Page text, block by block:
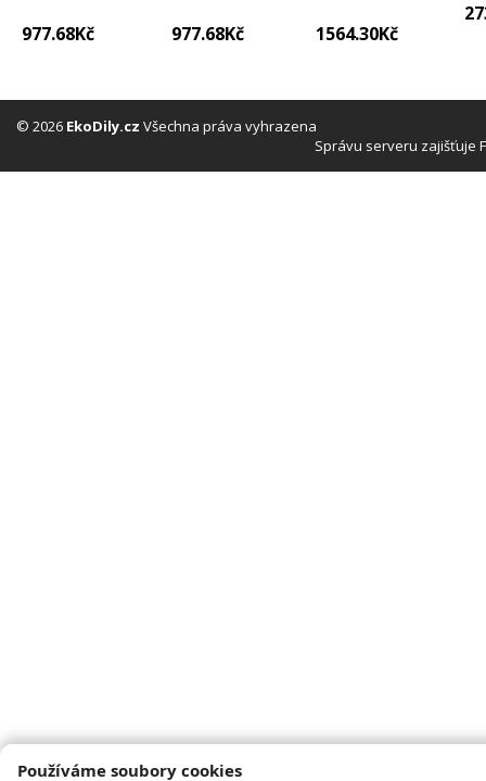
02-14 blokáda
volantu
977.68Kč
150KM 07-15
blokáda volantu
977.68Kč
05-11 blokáda
volantu
1564.30Kč
© 2026 EkoDily.cz Všechna práva vyhrazena
Správu serveru zajišťuje
Používáme soubory cookies